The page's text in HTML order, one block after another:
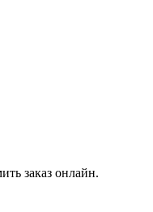
заказ онлайн.